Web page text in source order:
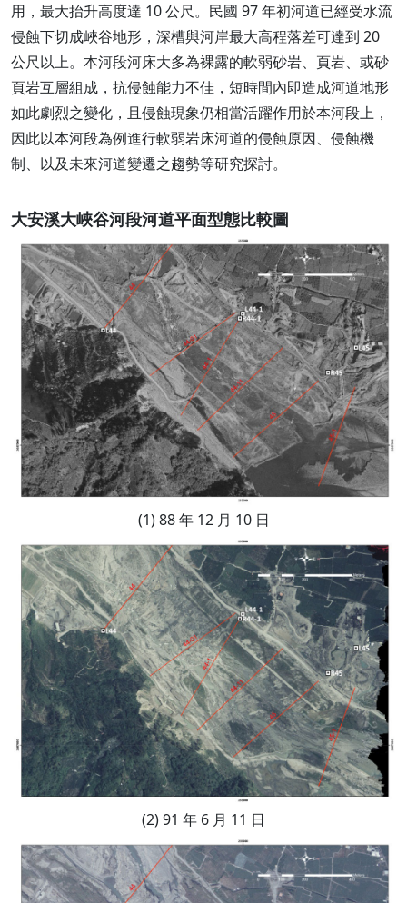
用，最大抬升高度達 10 公尺。民國 97 年初河道已經受水流
侵蝕下切成峽谷地形，深槽與河岸最大高程落差可達到 20
公尺以上。本河段河床大多為裸露的軟弱砂岩、頁岩、或砂
頁岩互層組成，抗侵蝕能力不佳，短時間內即造成河道地形
如此劇烈之變化，且侵蝕現象仍相當活躍作用於本河段上，
因此以本河段為例進行軟弱岩床河道的侵蝕原因、侵蝕機
制、以及未來河道變遷之趨勢等研究探討。
大安溪大峽谷河段河道平面型態比較圖
(1) 88 年 12 月 10 日
(2) 91 年 6 月 11 日